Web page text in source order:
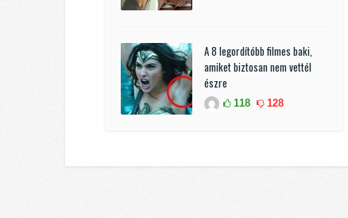
A 8 legordítóbb filmes baki,
amiket biztosan nem vettél
észre
118 128